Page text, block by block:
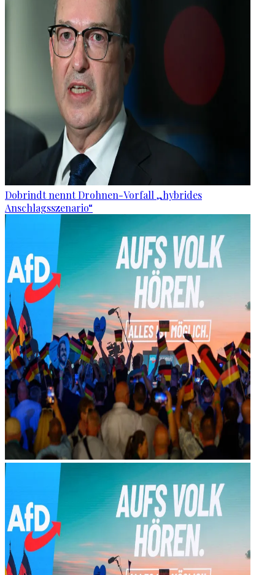
Dobrindt nennt Drohnen-Vorfall „hybrides
Anschlagsszenario“